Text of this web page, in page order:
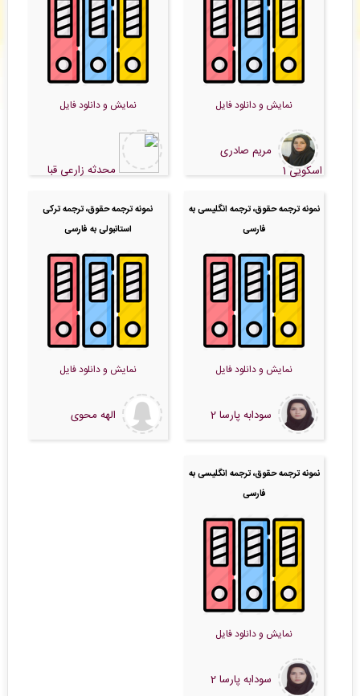
فرشاد لهراسبی: پیش فاکتور شما با موفقیت پرداخت شد و سفارش تایپ، صفحه آرایی شما در
حال انجام است. -
( یکشنبه ۰۵/۰۵/۱۸ ۱۳:۴۴:۰۸)
: پیش فاکتور شما با موفقیت پرداخت شد و سفارش تایپ، صفحه آرایی شما در حال
انجام است. -( یکشنبه ۰۵/۰۵/۱۸ ۱۳:۴۳:۲۱)
نمایش و دانلود فایل
مریم صادری
اسکویی 1
نمونه ترجمه حقوق، ترجمه انگلیسی به
فارسی
نمایش و دانلود فایل
سودابه پارسا 2
نمونه ترجمه حقوق، ترجمه انگلیسی به
فارسی
نمایش و دانلود فایل
سودابه پارسا 2
نمایش و دانلود فایل
محدثه زارعی قبا
نمونه ترجمه حقوق، ترجمه ترکی
استانبولی به فارسی
نمایش و دانلود فایل
الهه محوی